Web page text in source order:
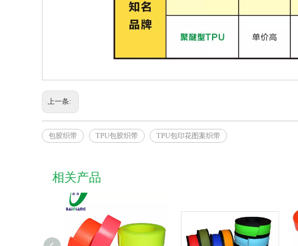
上一条:
包胶织带 TPU包胶织带 TPU包印花图案织带
相关产品